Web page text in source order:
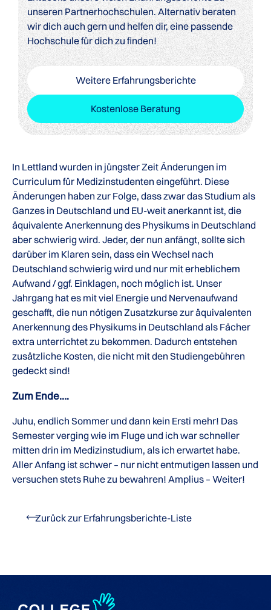
unseren Partnerhochschulen. Alternativ beraten
wir dich auch gern und helfen dir, eine passende
Hochschule für dich zu finden!
Weitere Erfahrungsberichte
Kostenlose Beratung
In Lettland wurden in jüngster Zeit Änderungen im
Curriculum für Medizinstudenten eingeführt. Diese
Änderungen haben zur Folge, dass zwar das Studium als
Ganzes in Deutschland und EU-weit anerkannt ist, die
äquivalente Anerkennung des Physikums in Deutschland
aber schwierig wird. Jeder, der nun anfängt, sollte sich
darüber im Klaren sein, dass ein Wechsel nach
Deutschland schwierig wird und nur mit erheblichem
Aufwand / ggf. Einklagen, noch möglich ist. Unser
Jahrgang hat es mit viel Energie und Nervenaufwand
geschafft, die nun nötigen Zusatzkurse zur äquivalenten
Anerkennung des Physikums in Deutschland als Fächer
extra unterrichtet zu bekommen. Dadurch entstehen
zusätzliche Kosten, die nicht mit den Studiengebühren
gedeckt sind!
Zum Ende….
Juhu, endlich Sommer und dann kein Ersti mehr! Das
Semester verging wie im Fluge und ich war schneller
mitten drin im Medizinstudium, als ich erwartet habe.
Aller Anfang ist schwer – nur nicht entmutigen lassen und
versuchen stets Ruhe zu bewahren! Amplius – Weiter!
Zurück zur Erfahrungsberichte-Liste